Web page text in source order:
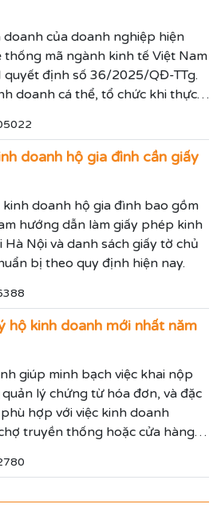
của doanh nghiệp hiện
mã ngành kinh tế Việt Nam
quyết định số 36/2025/QĐ-TTg.
doanh cá thể, tổ chức khi thực
động, ngành nghề kinh doanh
kinh tế chúng tôi vừa nêu.
doanh hộ gia đình cần giấy
doanh hộ gia đình bao gồm
hướng dẫn làm giấy phép kinh
Nội và danh sách giấy tờ chủ
bị theo quy định hiện nay.
hộ kinh doanh mới nhất năm
giúp minh bạch việc khai nộp
lý chứng từ hóa đơn, và đặc
hợp với việc kinh doanh
truyền thống hoặc cửa hàng